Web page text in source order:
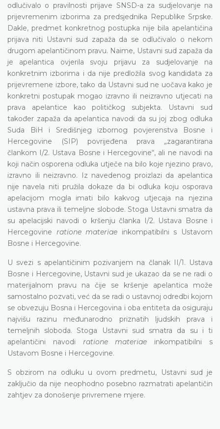
odlučivalo o pravilnosti prijave SNSD-a za sudjelovanje na
prijevremenim izborima za predsjednika Republike Srpske.
Dakle, predmet konkretnog postupka nije bila apelantičina
prijava niti Ustavni sud zapaža da se odlučivalo o nekom
drugom apelantičinom pravu. Naime, Ustavni sud zapaža da
je apelantica ovjerila svoju prijavu za sudjelovanje na
konkretnim izborima i da nije predložila svog kandidata za
prijevremene izbore, tako da Ustavni sud ne uočava kako je
konkretni postupak mogao izravno ili neizravno utjecati na
prava apelantice kao političkog subjekta. Ustavni sud
također zapaža da apelantica navodi da su joj zbog odluka
Suda BiH i Središnjeg izbornog povjerenstva Bosne i
Hercegovine (SIP) povrijeđena prava „zagarantirana
člankom I/2. Ustava Bosne i Hercegovine“, ali ne navodi na
koji način osporena odluka utječe na bilo koje njezino pravo,
izravno ili neizravno. Iz navedenog proizlazi da apelantica
nije navela niti pružila dokaze da bi odluka koju osporava
apelacijom mogla imati bilo kakvog utjecaja na njezina
ustavna prava ili temeljne slobode. Stoga Ustavni smatra da
su apelacijski navodi o kršenju članka I/2. Ustava Bosne i
Hercegovine ratione materiae inkompatibilni s Ustavom
Bosne i Hercegovine.
U svezi s apelantičinim pozivanjem na članak II/1. Ustava
Bosne i Hercegovine, Ustavni sud je ukazao da se ne radi o
materijalnom pravu na čije se kršenje apelantica može
samostalno pozvati, već da se radi o ustavnoj odredbi kojom
se obvezuju Bosna i Hercegovina i oba entiteta da osiguraju
najvišu razinu međunarodno priznatih ljudskih prava i
temeljnih sloboda. Stoga Ustavni sud smatra da su i ti
apelantičini navodi ratione materiae inkompatibilni s
Ustavom Bosne i Hercegovine.
S obzirom na odluku u ovom predmetu, Ustavni sud je
zaključio da nije neophodno posebno razmatrati apelantičin
zahtjev za donošenje privremene mjere.